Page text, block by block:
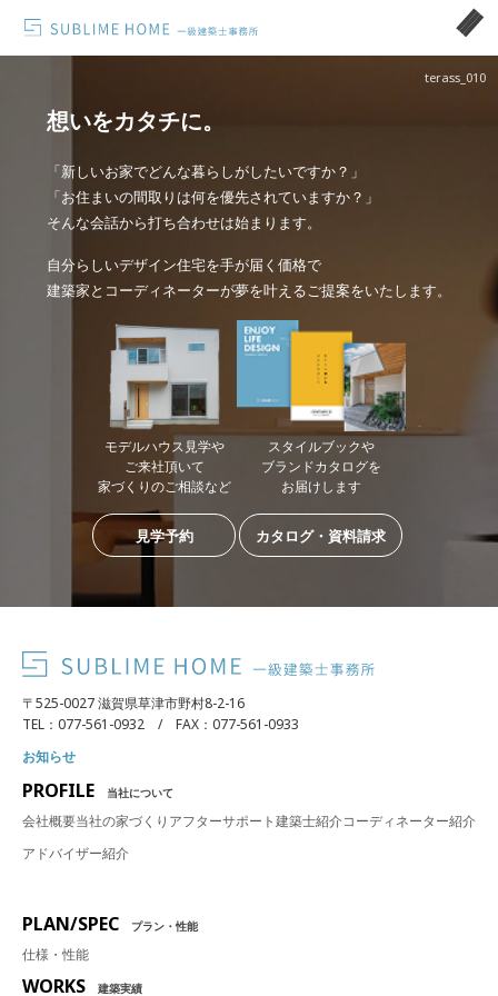
terass_010
想いをカタチに。
「新しいお家でどんな暮らしがしたいですか？」
「お住まいの間取りは何を優先されていますか？」
そんな会話から打ち合わせは始まります。
自分らしいデザイン住宅を手が届く価格で
建築家とコーディネーターが夢を叶えるご提案をいたします。
モデルハウス見学や
ご来社頂いて
家づくりのご相談など
見学予約
スタイルブックや
ブランドカタログを
お届けします
カタログ・資料請求
〒525-0027 滋賀県草津市野村8-2-16
TEL：077-561-0932 / FAX：077-561-0933
お知らせ
PROFILE 当社について
会社概要当社の家づくり アフターサポート建築士紹介コーディネーター紹介
アドバイザー紹介
PLAN/SPEC プラン・性能
仕様・性能
WORKS 建築実績